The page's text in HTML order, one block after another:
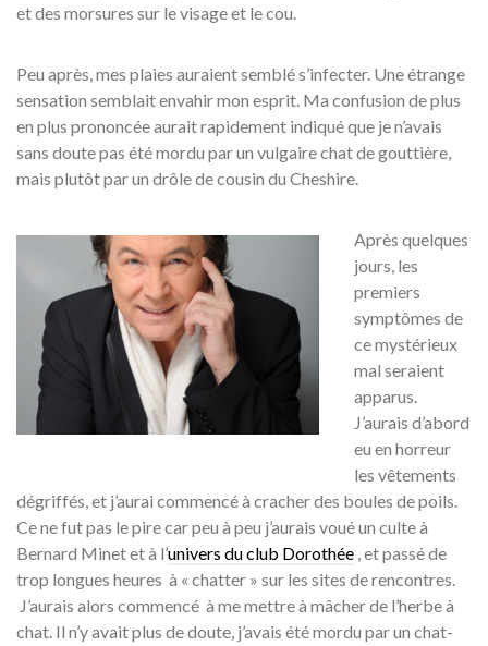
et des morsures sur le visage et le cou.
Peu après, mes plaies auraient semblé s’infecter. Une étrange
sensation semblait envahir mon esprit. Ma confusion de plus
en plus prononcée aurait rapidement indiqué que je n’avais
sans doute pas été mordu par un vulgaire chat de gouttière,
mais plutôt par un drôle de cousin du Cheshire.
Après quelques
jours, les
premiers
symptômes de
ce mystérieux
mal seraient
apparus.
J’aurais d’abord
eu en horreur
les vêtements
dégriffés, et j’aurai commencé à cracher des boules de poils.
Ce ne fut pas le pire car peu à peu j’aurais voué un culte à
Bernard Minet et à l’univers du club Dorothée , et passé de
trop longues heures à « chatter » sur les sites de rencontres.
J’aurais alors commencé à me mettre à mâcher de l’herbe à
chat. Il n’y avait plus de doute, j’avais été mordu par un chat-